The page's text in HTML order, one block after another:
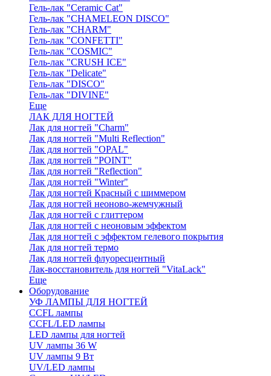
Гель-лак "Ceramic Cat"
Гель-лак "CHAMELEON DISCO"
Гель-лак "CHARM"
Гель-лак "CONFETTI"
Гель-лак "COSMIC"
Гель-лак "CRUSH ICE"
Гель-лак "Delicate"
Гель-лак "DISCO"
Гель-лак "DIVINE"
Еще
ЛАК ДЛЯ НОГТЕЙ
Лак для ногтей "Charm"
Лак для ногтей "Multi Reflection"
Лак для ногтей "OPAL"
Лак для ногтей "POINT"
Лак для ногтей "Reflection"
Лак для ногтей "Winter"
Лак для ногтей Красный с шиммером
Лак для ногтей неоново-жемчужный
Лак для ногтей с глиттером
Лак для ногтей с неоновым эффектом
Лак для ногтей с эффектом гелевого покрытия
Лак для ногтей термо
Лак для ногтей флуоресцентный
Лак-восстановитель для ногтей "VitaLack"
Еще
Оборудование
УФ ЛАМПЫ ДЛЯ НОГТЕЙ
CCFL лампы
CCFL/LED лампы
LED лампы для ногтей
UV лампы 36 W
UV лампы 9 Вт
UV/LED лампы